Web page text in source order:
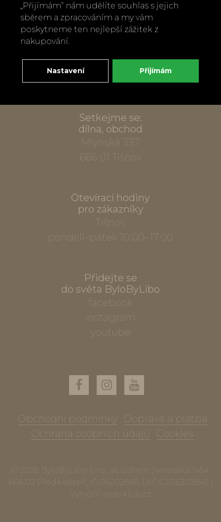
Zavolejte nám
Napište nám
info@bylobylibo.cz
Setkejme se:
dílna, obchod
Mlýnská 337
666 01 Tišnov
Otevírací hodiny
pro zákazníky
Tišnov
pondělí–pátek 10.00–17.00
Přidejte se
do světa ByloByLibo
facebook
instagram
youtube
Obchodní podmínky
Doprava a platba
Ochrana osobních údajů
Cookies
© 2026 ByloByLibo s.r.o., se sídlem Jenerálka 1454,
666 02 Předklášteří, IČ 06202845, DIČ CZ06202845 |
Vytvořil
„Přijímám“ nám udělíte souhlas s jejich
sběrem a zpracováním a my vám
poskytneme ten nejlepší zážitek z
nakupování.
Nastavení Přijímám